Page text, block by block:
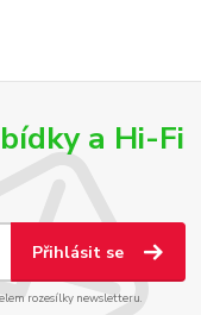
a Hi-Fi
Přihlásit se
rozesílky newsletteru.